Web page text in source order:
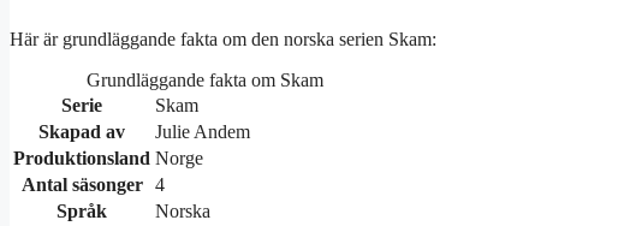
Här är grundläggande fakta om den norska serien Skam:
Grundläggande fakta om Skam
Serie
Skam
Skapad av
Julie Andem
Produktionsland Norge
Antal säsonger
4
Språk
Norska